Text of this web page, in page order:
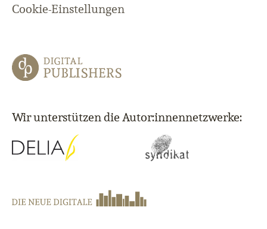
Cookie-Einstellungen
Wir unterstützen die Autor:innennetzwerke: